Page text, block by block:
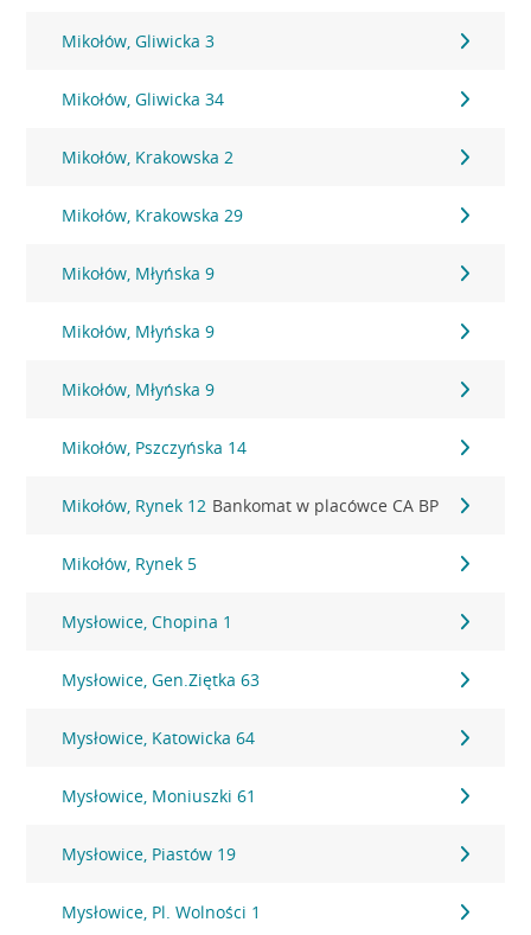
Mikołów, Gliwicka 3
Mikołów, Gliwicka 34
Mikołów, Krakowska 2
Mikołów, Krakowska 29
Mikołów, Młyńska 9
Mikołów, Młyńska 9
Mikołów, Młyńska 9
Mikołów, Pszczyńska 14
Mikołów, Rynek 12 Bankomat w placówce CA BP
Mikołów, Rynek 5
Mysłowice, Chopina 1
Mysłowice, Gen.Ziętka 63
Mysłowice, Katowicka 64
Mysłowice, Moniuszki 61
Mysłowice, Piastów 19
Mysłowice, Pl. Wolności 1